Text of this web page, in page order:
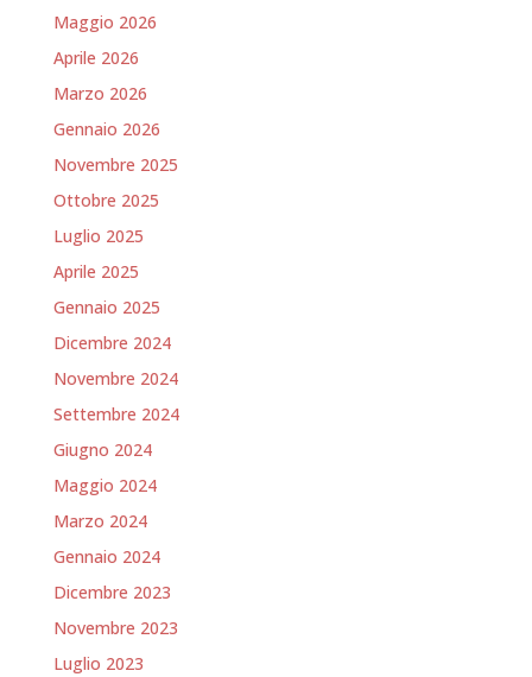
Maggio 2026
Aprile 2026
Marzo 2026
Gennaio 2026
Novembre 2025
Ottobre 2025
Luglio 2025
Aprile 2025
Gennaio 2025
Dicembre 2024
Novembre 2024
Settembre 2024
Giugno 2024
Maggio 2024
Marzo 2024
Gennaio 2024
Dicembre 2023
Novembre 2023
Luglio 2023